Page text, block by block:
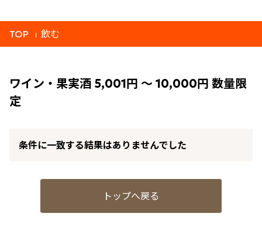
TOP 飲む
ワイン・果実酒 5,001円 ～ 10,000円 数量限
定
条件に一致する結果はありませんでした
トップへ戻る